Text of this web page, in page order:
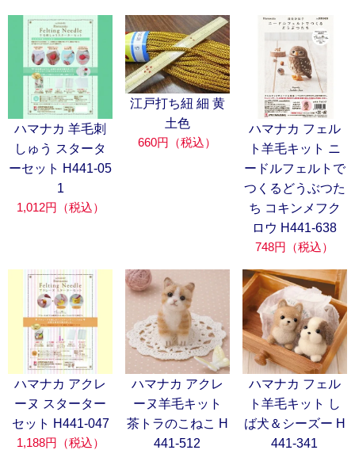
ハマナカ 羊毛刺
しゅう スタータ
ーセット H441-05
1
1,012円（税込）
江戸打ち紐 細 黄
土色
660円（税込）
ハマナカ フェル
ト羊毛キット ニ
ードルフェルトで
つくるどうぶつた
ち コキンメフク
ロウ H441-638
748円（税込）
ハマナカ アクレ
ーヌ スターター
セット H441-047
1,188円（税込）
ハマナカ アクレ
ーヌ羊毛キット
茶トラのこねこ H
441-512
ハマナカ フェル
ト羊毛キット し
ば犬＆シーズー H
441-341